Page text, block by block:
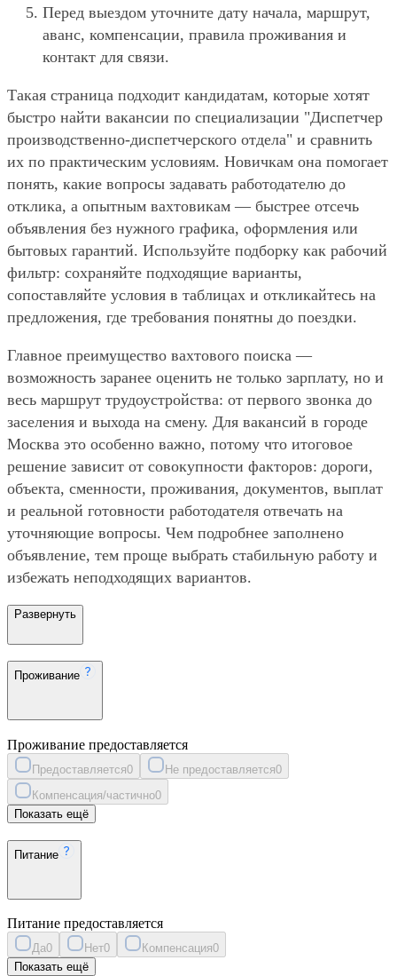
Перед выездом уточните дату начала, маршрут,
аванс, компенсации, правила проживания и
контакт для связи.
Такая страница подходит кандидатам, которые хотят
быстро найти вакансии по специализации "Диспетчер
производственно-диспетчерского отдела" и сравнить
их по практическим условиям. Новичкам она помогает
понять, какие вопросы задавать работодателю до
отклика, а опытным вахтовикам — быстрее отсечь
объявления без нужного графика, оформления или
бытовых гарантий. Используйте подборку как рабочий
фильтр: сохраняйте подходящие варианты,
сопоставляйте условия в таблицах и откликайтесь на
предложения, где требования понятны до поездки.
Главное преимущество вахтового поиска —
возможность заранее оценить не только зарплату, но и
весь маршрут трудоустройства: от первого звонка до
заселения и выхода на смену. Для вакансий в городе
Москва это особенно важно, потому что итоговое
решение зависит от совокупности факторов: дороги,
объекта, сменности, проживания, документов, выплат
и реальной готовности работодателя отвечать на
уточняющие вопросы. Чем подробнее заполнено
объявление, тем проще выбрать стабильную работу и
избежать неподходящих вариантов.
Развернуть
Проживание
Проживание предоставляется
Предоставляется0 Не предоставляется0
Компенсация/частично0
Показать ещё
Питание
Питание предоставляется
Да0 Нет0 Компенсация0
Показать ещё